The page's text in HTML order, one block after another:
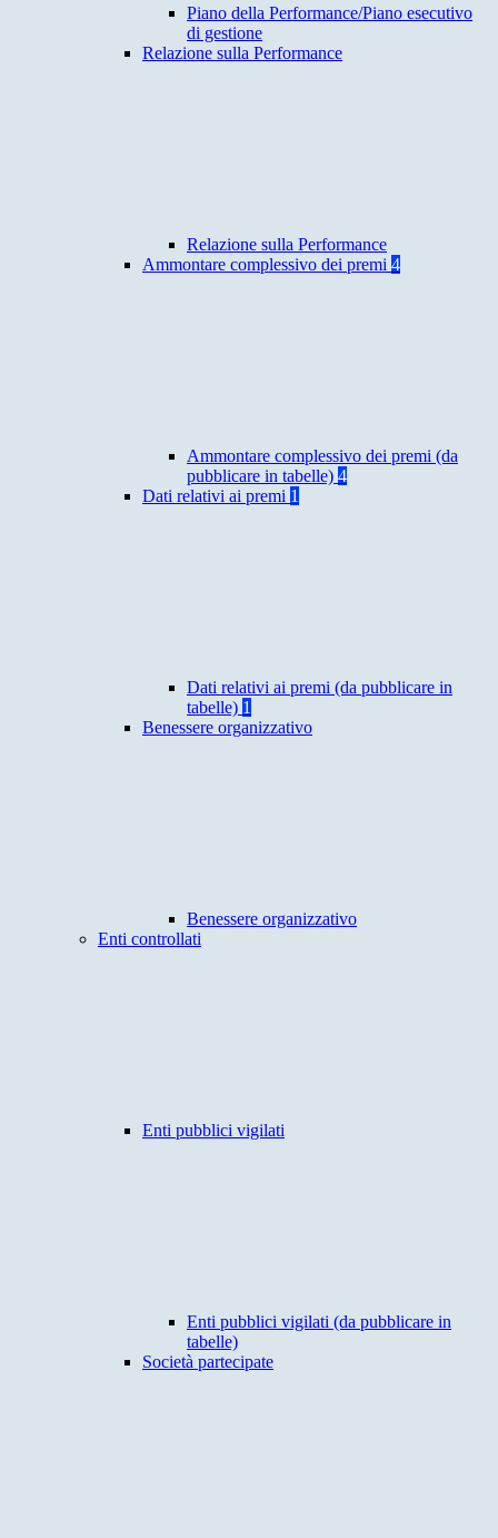
Piano della Performance/Piano esecutivo
di gestione
Relazione sulla Performance
Relazione sulla Performance
Ammontare complessivo dei premi 4
Ammontare complessivo dei premi (da
pubblicare in tabelle) 4
Dati relativi ai premi 1
Dati relativi ai premi (da pubblicare in
tabelle) 1
Benessere organizzativo
Benessere organizzativo
Enti controllati
Enti pubblici vigilati
Enti pubblici vigilati (da pubblicare in
tabelle)
Società partecipate